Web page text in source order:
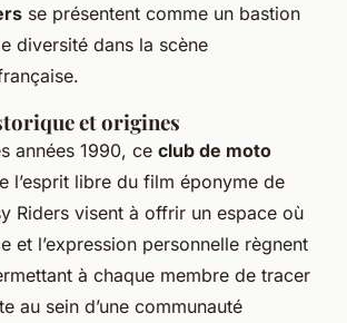
se présentent comme un bastion
diversité dans la scène
et origines
années 1990, ce club de moto
l’esprit libre du film éponyme de
Riders visent à offrir un espace où
et l’expression personnelle règnent
à chaque membre de tracer
au sein d’une communauté